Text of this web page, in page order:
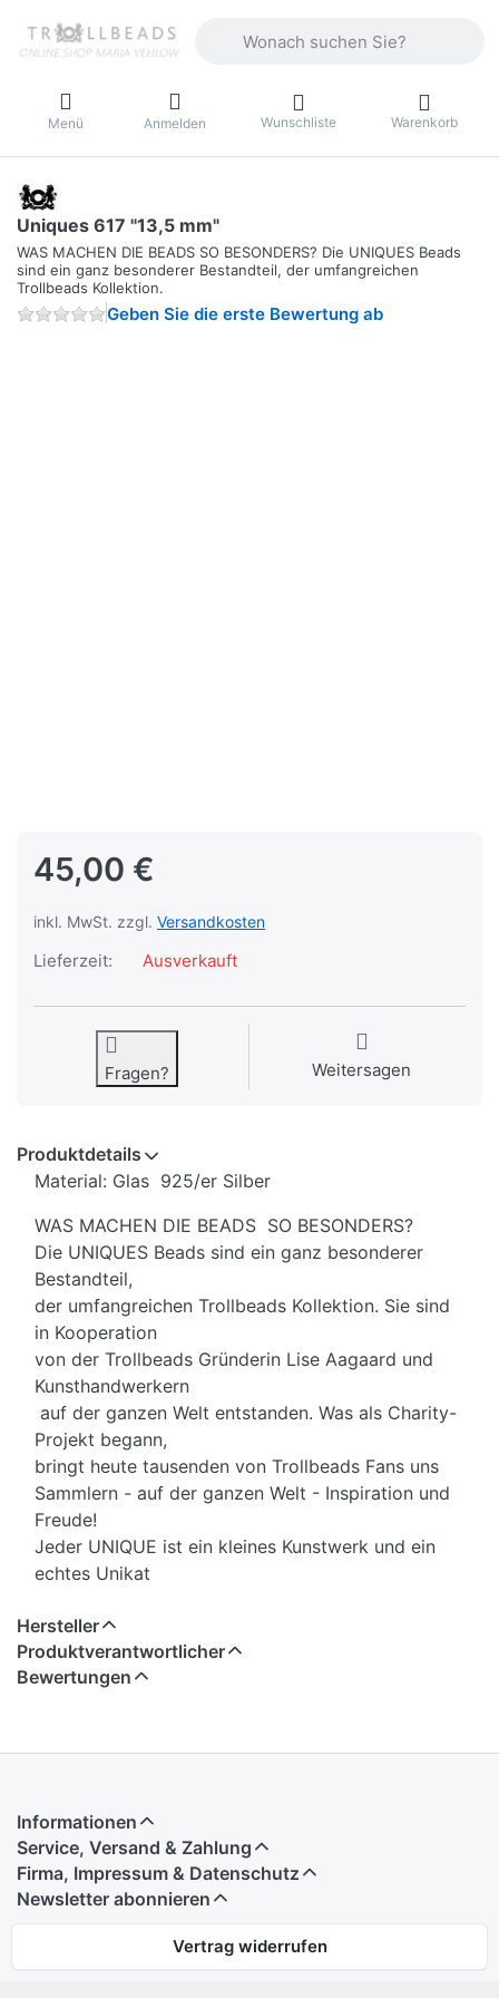
Menü Anmelden Wunschliste Warenkorb
Uniques 617 "13,5 mm"
WAS MACHEN DIE BEADS SO BESONDERS? Die UNIQUES Beads
sind ein ganz besonderer Bestandteil, der umfangreichen
Trollbeads Kollektion.
Geben Sie die erste Bewertung ab
45,00 €
inkl. MwSt. zzgl. Versandkosten
Lieferzeit: Ausverkauft
Fragen? Weitersagen
Produktdetails
Material: Glas 925/er Silber
WAS MACHEN DIE BEADS SO BESONDERS?
Die UNIQUES Beads sind ein ganz besonderer
Bestandteil,
der umfangreichen Trollbeads Kollektion. Sie sind
in Kooperation
von der Trollbeads Gründerin Lise Aagaard und
Kunsthandwerkern
auf der ganzen Welt entstanden. Was als Charity-
Projekt begann,
bringt heute tausenden von Trollbeads Fans uns
Sammlern - auf der ganzen Welt - Inspiration und
Freude!
Jeder UNIQUE ist ein kleines Kunstwerk und ein
echtes Unikat
Hersteller
Produktverantwortlicher
Bewertungen
Informationen
Service, Versand & Zahlung
Firma, Impressum & Datenschutz
Newsletter abonnieren
Vertrag widerrufen